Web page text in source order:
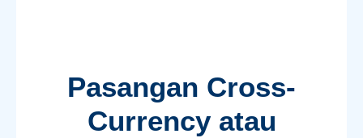
Pasangan Cross-
Currency atau